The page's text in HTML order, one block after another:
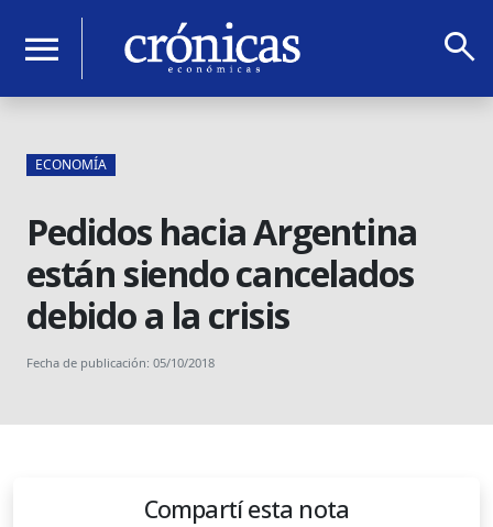
menu search
ECONOMÍA
Pedidos hacia Argentina
están siendo cancelados
debido a la crisis
Fecha de publicación: 05/10/2018
Compartí esta nota